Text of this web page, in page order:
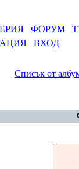
ФОРУМ
ВХОД
Списък от